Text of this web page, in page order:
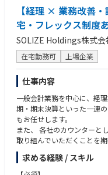
実・WBS/ガントチャート他
・プロジェクト実行におけ
・プロジェクト終結時にお
メント化
・各プロセスにおけるステ
を含む）
【開発環境】
言語：Python、JavaScript
フレームワーク：Django、
クラウド：AWS
データベース：MySQL、
GitHub Copilot、Cline、
※ 設計、実装、調査、ドキ
【経理 × 業務改善
宅・フレックス制度
SOLIZE Holdings株式会
在宅勤務可 上場企業
仕事内容
一般会計業務を中心に、経
期・期末決算といった一連
もお任せします。
また、 各社のカウンターと
取り組んでいただくことを期
・会計処理業務、連結パッケ
・前期比増減等の説明資料作
求める経験 / スキル